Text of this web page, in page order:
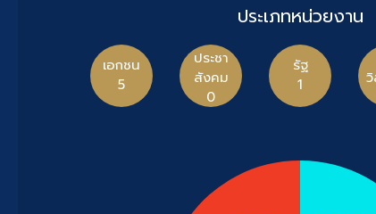
ประเภทหน่วยงาน
เอกชน
5
ประชา
สังคม
0
รัฐ
1